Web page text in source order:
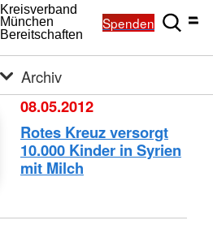
Bereitschaften
München
Kreisverband
Spenden
Archiv
08.05.2012
Rotes Kreuz versorgt
10.000 Kinder in Syrien
mit Milch